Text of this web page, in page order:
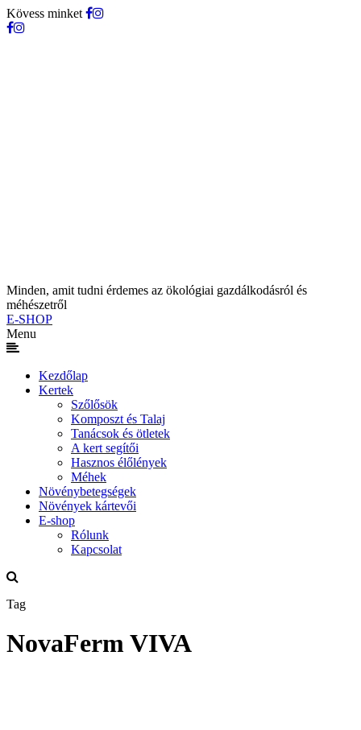
Kövess minket
Minden, amit tudni érdemes az ökológiai gazdálkodásról és
méhészetről
E-SHOP
Menu
Kezdőlap
Kertek
Szőlősök
Komposzt és Talaj
Tanácsok és ötletek
A kert segítői
Hasznos élőlények
Méhek
Növénybetegségek
Növények kártevői
E-shop
Rólunk
Kapcsolat
Tag
NovaFerm VIVA